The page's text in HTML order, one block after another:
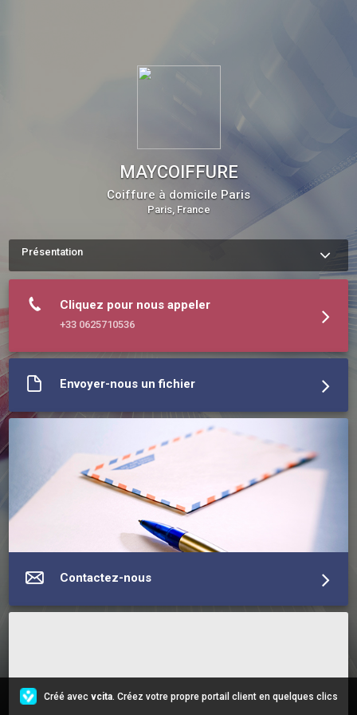
MAYCOIFFURE
Coiffure à domicile Paris
Paris, France
Présentation
Bonjour et bienvenue à toutes et à tous !
Je m’appelle May, je me déplace dans Paris et les Hauts-de-
Ma passion est dans le cœur de mon métier. En conjuguant le
sentiment de ne jamais me rendre “au travail” mais à une
vos envies. J’aime prendre le temps de vous écouter et
En savoir plus sur MAYCOIFFURE
Cliquez pour nous appeler
+33 0625710536
Envoyer-nous un fichier
Contactez-nous
Créé avec vcita. Créez votre propre portail client en quelques clics